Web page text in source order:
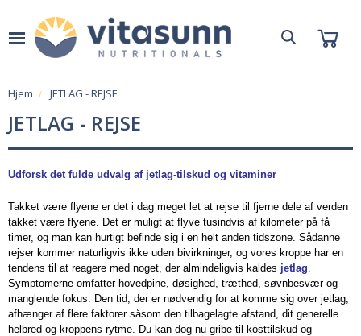
Hjem JETLAG - REJSE
JETLAG - REJSE
Udforsk det fulde udvalg af jetlag-tilskud og vitaminer
Takket være flyene er det i dag meget let at rejse til fjerne dele af verden
takket være flyene. Det er muligt at flyve tusindvis af kilometer på få
timer, og man kan hurtigt befinde sig i en helt anden tidszone. Sådanne
rejser kommer naturligvis ikke uden bivirkninger, og vores kroppe har en
tendens til at reagere med noget, der almindeligvis kaldes jetlag.
Symptomerne omfatter hovedpine, døsighed, træthed, søvnbesvær og
manglende fokus. Den tid, der er nødvendig for at komme sig over jetlag,
afhænger af flere faktorer såsom den tilbagelagte afstand, dit generelle
helbred og kroppens rytme. Du kan dog nu gribe til kosttilskud og